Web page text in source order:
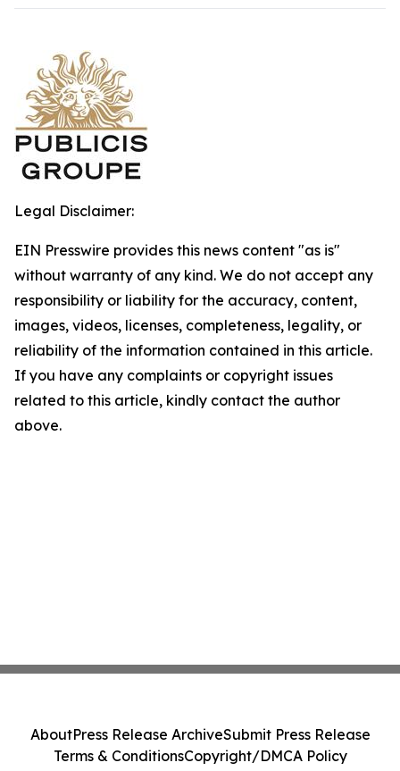
Legal Disclaimer:
EIN Presswire provides this news content "as is"
without warranty of any kind. We do not accept any
responsibility or liability for the accuracy, content,
images, videos, licenses, completeness, legality, or
reliability of the information contained in this article.
If you have any complaints or copyright issues
related to this article, kindly contact the author
above.
AboutPress Release ArchiveSubmit Press Release
Terms & ConditionsCopyright/DMCA Policy